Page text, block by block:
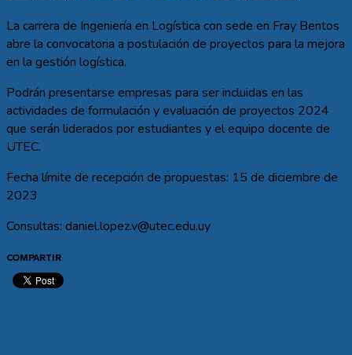
La carrera de Ingeniería en Logística con sede en Fray Bentos
abre la convocatoria a postulación de proyectos para la mejora
en la gestión logística.
Podrán presentarse empresas para ser incluidas en las
actividades de formulación y evaluación de proyectos 2024
que serán liderados por estudiantes y el equipo docente de
UTEC.
Fecha límite de recepción de propuestas: 15 de diciembre de
2023
Consultas: daniel.lopez.v@utec.edu.uy
COMPARTIR